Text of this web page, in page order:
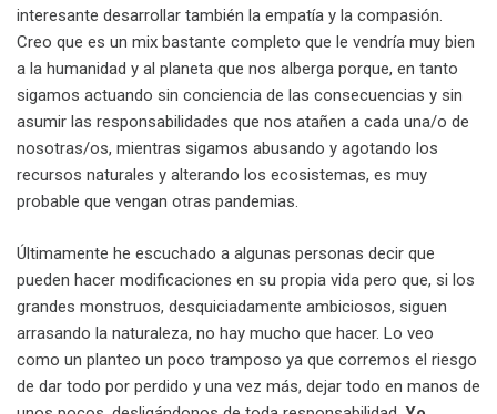
interesante desarrollar también la empatía y la compasión.
Creo que es un mix bastante completo que le vendría muy bien
a la humanidad y al planeta que nos alberga porque, en tanto
sigamos actuando sin conciencia de las consecuencias y sin
asumir las responsabilidades que nos atañen a cada una/o de
nosotras/os, mientras sigamos abusando y agotando los
recursos naturales y alterando los ecosistemas, es muy
probable que vengan otras pandemias.
Últimamente he escuchado a algunas personas decir que
pueden hacer modificaciones en su propia vida pero que, si los
grandes monstruos, desquiciadamente ambiciosos, siguen
arrasando la naturaleza, no hay mucho que hacer. Lo veo
como un planteo un poco tramposo ya que corremos el riesgo
de dar todo por perdido y una vez más, dejar todo en manos de